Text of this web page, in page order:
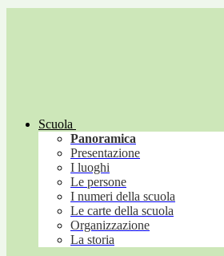
Scuola
Panoramica
Presentazione
I luoghi
Le persone
I numeri della scuola
Le carte della scuola
Organizzazione
La storia